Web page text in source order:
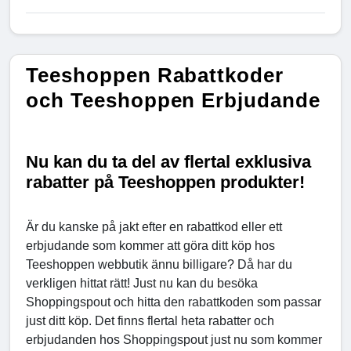
Teeshoppen Rabattkoder
och Teeshoppen Erbjudande
Nu kan du ta del av flertal exklusiva
rabatter på Teeshoppen produkter!
Är du kanske på jakt efter en rabattkod eller ett
erbjudande som kommer att göra ditt köp hos
Teeshoppen webbutik ännu billigare? Då har du
verkligen hittat rätt! Just nu kan du besöka
Shoppingspout och hitta den rabattkoden som passar
just ditt köp. Det finns flertal heta rabatter och
erbjudanden hos Shoppingspout just nu som kommer